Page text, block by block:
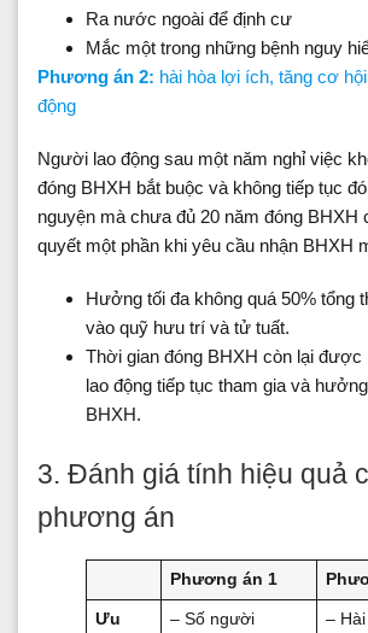
Ra nước ngoài để định cư
Mắc một trong những bệnh nguy
Phương án 2: hài hòa lợi ích, tăng cơ
động
Người lao động sau một năm nghỉ việc
đóng BHXH bắt buộc và không tiếp tục
nguyện mà chưa đủ 20 năm đóng BHXH
quyết một phần khi yêu cầu nhận BHXH
Hưởng tối đa không quá 50% tổng
vào quỹ hưu trí và tử tuất.
Thời gian đóng BHXH còn lại
lao động tiếp tục tham gia và
BHXH.
3. Đánh giá tính hiệu quả
phương án
Phương án 1
Ưu
– Số người
–